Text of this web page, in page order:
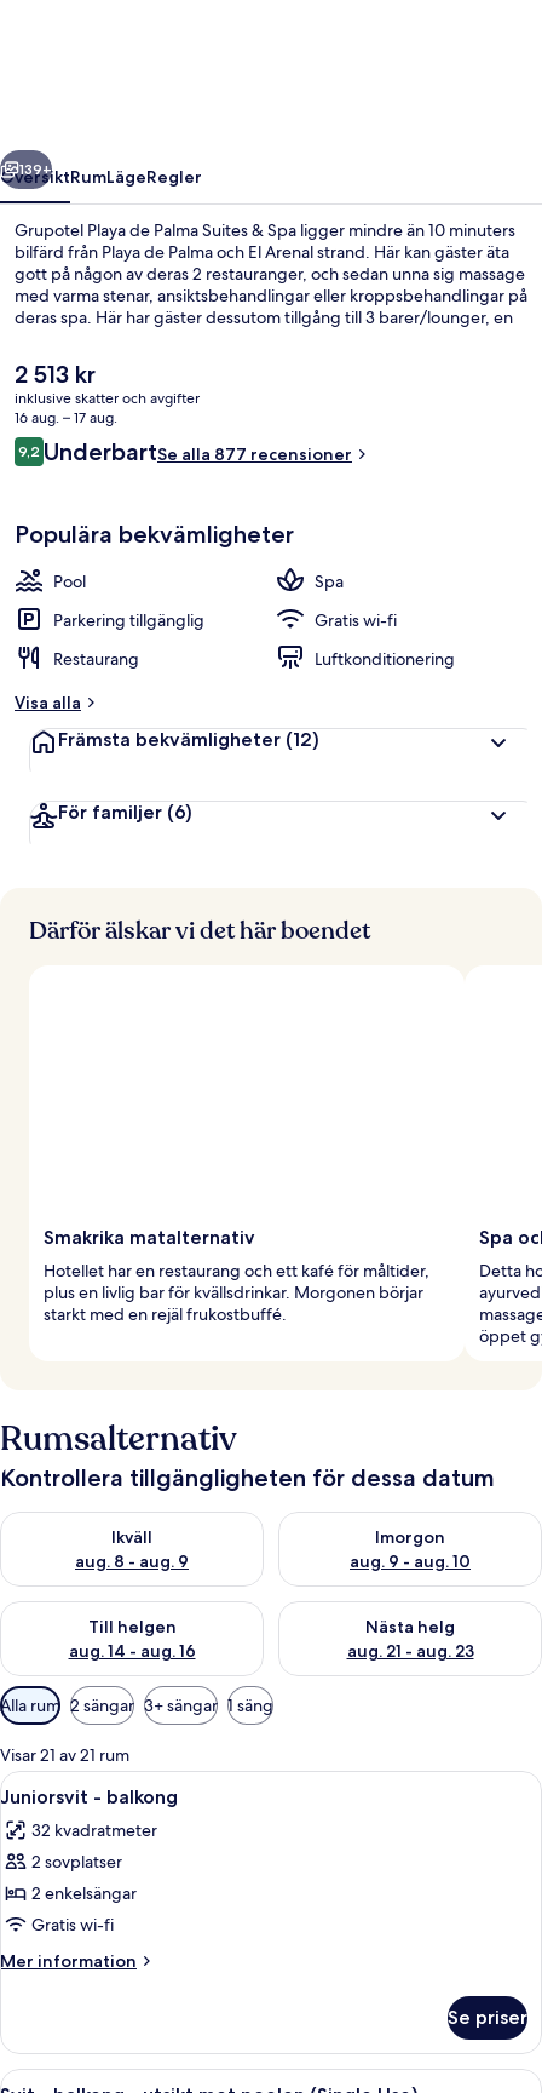
Spa
Nästa
139+
ÖversiktRumLägeRegler
Grupotel Playa de Palma Suites & Spa ligger mindre än 10 minuters
bilfärd från Playa de Palma och El Arenal strand. Här kan gäster äta
gott på någon av deras 2 restauranger, och sedan unna sig massage
med varma stenar, ansiktsbehandlingar eller kroppsbehandlingar på
deras spa. Här har gäster dessutom tillgång till 3 barer/lounger, en
hjälpsamma personalen.
Det
nuvarande
priset
är
2 513 kr
2 513 kr
inklusive skatter och avgifter
16 aug. – 17 aug.
Recensioner
9,29,2 av 10,
UnderbartSe alla 877 recensioner
Populära bekvämligheter
Pool
Spa
Parkering tillgänglig
Gratis wi-fi
Restaurang
Luftkonditionering
Visa alla
Främsta bekvämligheter (12)
För familjer (6)
Därför älskar vi det här boendet
Smakrika matalternativ
Hotellet har en restaurang och ett kafé för måltider,
plus en livlig bar för kvällsdrinkar. Morgonen börjar
starkt med en rejäl frukostbuffé.
Spa
Detta
öppet
Rumsalternativ
Kontrollera tillgängligheten för dessa datum
Ikväll
aug. 8 - aug. 9
Kontrollera tillgängligheten för ikväll aug. 8 - aug. 9
Imorgon
aug. 9 - aug. 10
Kontrollera tillgängligheten
Till helgen
aug. 14 - aug. 16
Kontrollera tillgängligheten för den här helgen aug. 14 - aug.
Nästa helg
aug. 21 - aug. 23
Kontrollera tillgängligheten
Tillgängliga
filter
för
rum
Alla rum 2 sängar 3+ sängar 1 säng
Visar 21 av 21 rum
Öppna
alla
foton
för
Juniorsvit
-
balkong
Ett modernt hotellrum med en
4
Juniorsvit - balkong
32 kvadratmeter
2 sovplatser
2 enkelsängar
Gratis wi-fi
Mer information
Mer
-
balkong
Se priser
Öppna
Ett hotellrum med en säng, ett